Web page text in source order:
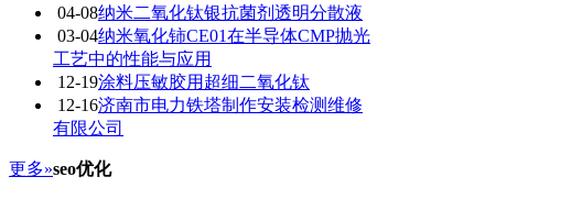
04-08纳米二氧化钛银抗菌剂透明分散液
03-04纳米氧化铈CE01在半导体CMP抛光
工艺中的性能与应用
12-19涂料压敏胶用超细二氧化钛
12-16济南市电力铁塔制作安装检测维修
有限公司
更多»seo优化